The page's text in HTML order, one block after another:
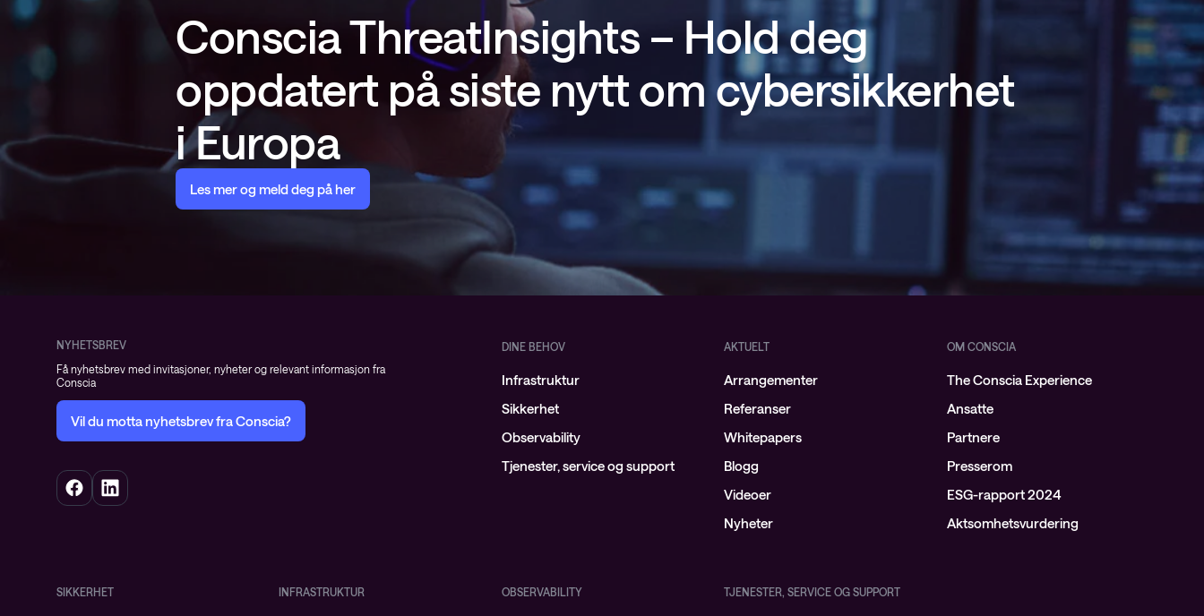
Conscia ThreatInsights – Hold deg
oppdatert på siste nytt om cybersikkerhet
i Europa
Les mer og meld deg på her
NYHETSBREV
Få nyhetsbrev med invitasjoner, nyheter og relevant informasjon fra
Conscia
Vil du motta nyhetsbrev fra Conscia?
DINE BEHOV
Infrastruktur
Sikkerhet
Observability
Tjenester, service og support
AKTUELT
Arrangementer
Referanser
Whitepapers
Blogg
Videoer
Nyheter
OM CONSCIA
The Conscia Experience
Ansatte
Partnere
Presserom
ESG-rapport 2024
Aktsomhetsvurdering
SIKKERHET INFRASTRUKTUR OBSERVABILITY TJENESTER, SERVICE OG SUPPORT